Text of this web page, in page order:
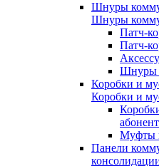
Шнуры
Шнуры
Патч-
Патч-
Шнуры
Коробки и
Коробки и
Муфты
Панели